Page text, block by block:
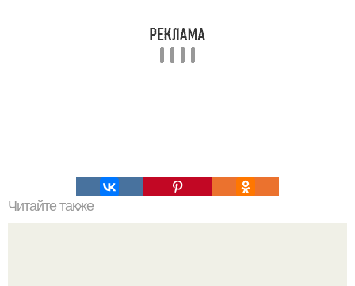
Читайте также